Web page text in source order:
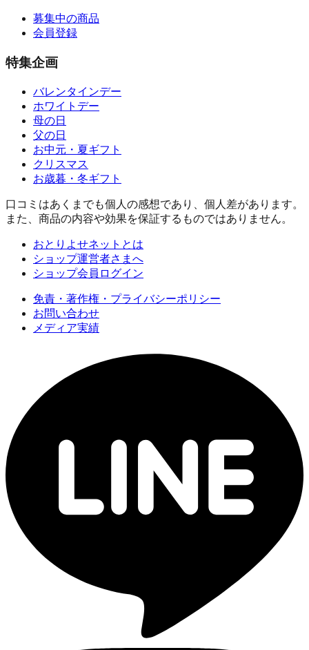
募集中の商品
会員登録
特集企画
バレンタインデー
ホワイトデー
母の日
父の日
お中元・夏ギフト
クリスマス
お歳暮・冬ギフト
口コミはあくまでも個人の感想であり、個人差があります。
また、商品の内容や効果を保証するものではありません。
おとりよせネットとは
ショップ運営者さまへ
ショップ会員ログイン
免責・著作権・プライバシーポリシー
お問い合わせ
メディア実績